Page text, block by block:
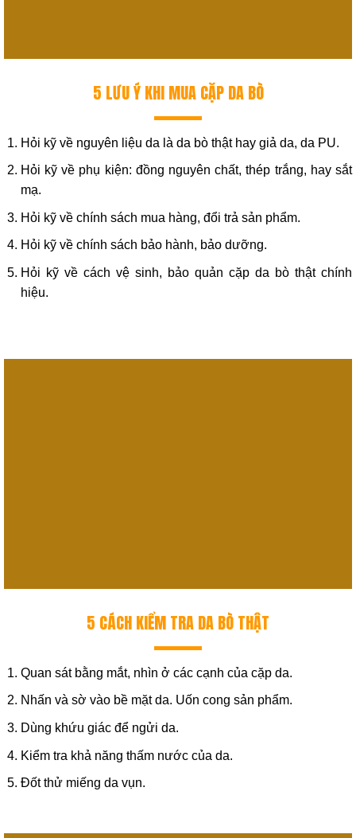
5 LƯU Ý KHI MUA CẶP DA BÒ
Hỏi kỹ về nguyên liệu da là da bò thật hay giả da, da PU.
Hỏi kỹ về phụ kiện: đồng nguyên chất, thép trắng, hay sắt
mạ.
Hỏi kỹ về chính sách mua hàng, đổi trả sản phẩm.
Hỏi kỹ về chính sách bảo hành, bảo dưỡng.
Hỏi kỹ về cách vệ sinh, bảo quản cặp da bò thật chính
hiệu.
5 CÁCH KIỂM TRA DA BÒ THẬT
Quan sát bằng mắt, nhìn ở các cạnh của cặp da.
Nhấn và sờ vào bề mặt da. Uốn cong sản phẩm.
Dùng khứu giác để ngửi da.
Kiểm tra khả năng thấm nước của da.
Đốt thử miếng da vụn.